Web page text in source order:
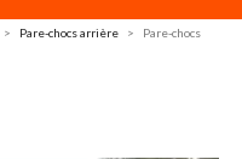
Pare-chocs arrière
Pare-chocs